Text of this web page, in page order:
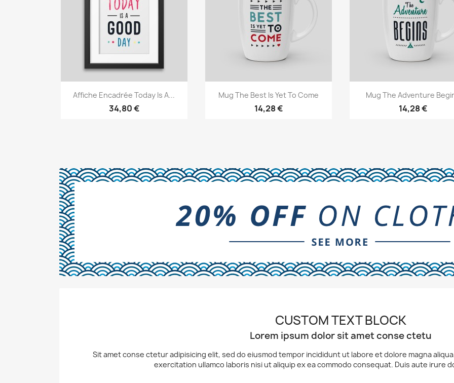
Aperçu rapide
Affiche Encadrée Today Is A...
34,80 €
Aperçu rapide
Mug The Best Is Yet To Come
14,28 €
Aperçu rapide
Mug The Adventure
14,28 €
CUSTOM TEXT BLOCK
Lorem ipsum dolor sit amet conse ctetu
Sit amet conse ctetur adipisicing elit, sed do eiusmod tempor incididunt ut labore et dolore magna
exercitation ullamco laboris nisi ut aliquip ex ea commodo consequat. Duis aute irure